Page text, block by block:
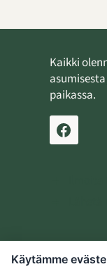
Kaikki
paikassa.
Jaalan
Käytämme